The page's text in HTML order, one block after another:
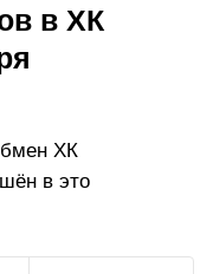
в ХК
ХК
в это